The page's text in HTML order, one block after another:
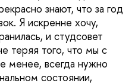
знают, что за год
Я искренне хочу,
и студсовет
теряя того, что мы с
менее, всегда нужно
состоянии,